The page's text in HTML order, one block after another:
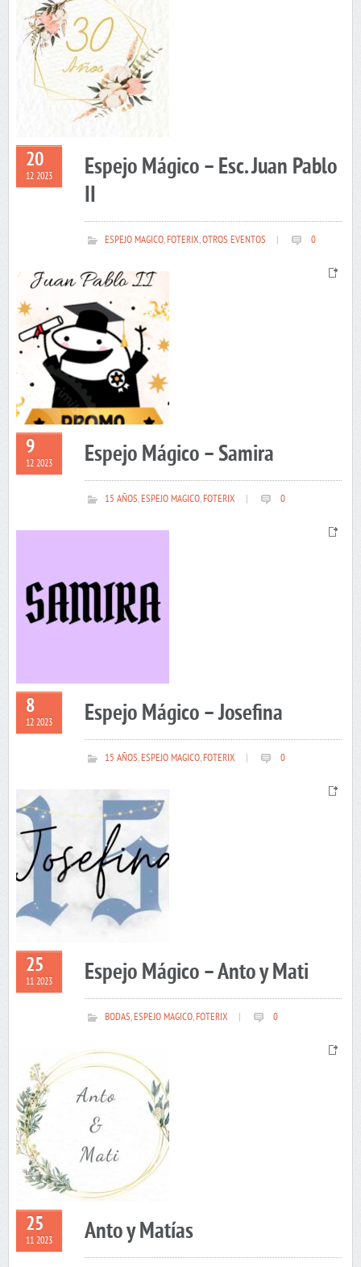
20
12 2023
Espejo Mágico – Esc. Juan Pablo
II
ESPEJO MAGICO,FOTERIX,OTROS EVENTOS 0
9
12 2023 Espejo Mágico – Samira
15 AÑOS,ESPEJO MAGICO,FOTERIX 0
8
12 2023 Espejo Mágico – Josefina
15 AÑOS,ESPEJO MAGICO,FOTERIX 0
25
11 2023 Espejo Mágico – Anto y Mati
BODAS,ESPEJO MAGICO,FOTERIX 0
25
11 2023 Anto y Matías